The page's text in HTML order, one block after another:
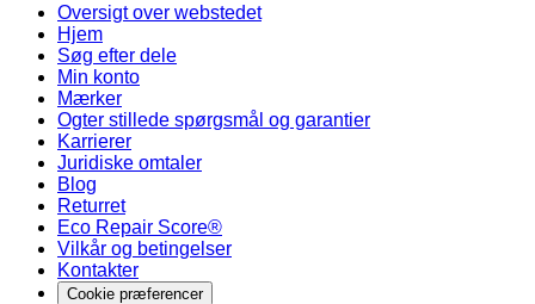
Oversigt over webstedet
Hjem
Søg efter dele
Min konto
Mærker
Ogter stillede spørgsmål og garantier
Karrierer
Juridiske omtaler
Blog
Returret
Eco Repair Score®
Vilkår og betingelser
Kontakter
Cookie præferencer